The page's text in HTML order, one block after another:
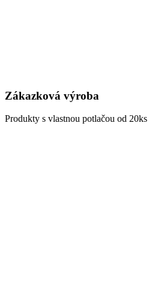
Zákazková výroba
Produkty s vlastnou potlačou od 20ks